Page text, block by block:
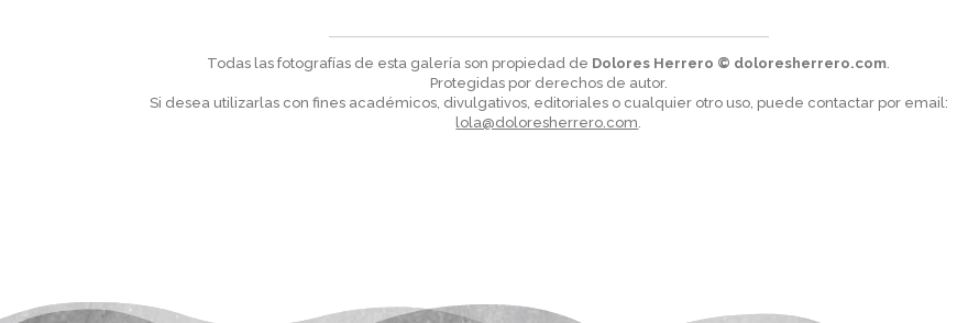
Todas las fotografías de esta galería son propiedad de Dolores Herrero © doloresherrero.com.
Protegidas por derechos de autor.
Si desea utilizarlas con fines académicos, divulgativos, editoriales o cualquier otro uso, puede contactar por email:
lola@doloresherrero.com.